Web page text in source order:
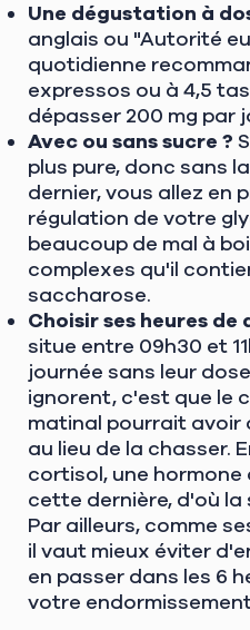
Une dégustation à
anglais ou "Autorité
quotidienne
expressos ou à 4,5
dépasser 200 mg par
Avec ou sans sucre ?
plus pure, donc sans
dernier, vous allez en
régulation de votre
beaucoup de mal à
complexes qu'il
saccharose.
Choisir ses heures
situe entre 09h30 et
journée sans leur
ignorent, c'est que le
matinal pourrait avoir
au lieu de la chasser.
cortisol, une
cette dernière, d'où
Par ailleurs, comme
il vaut mieux éviter
en passer dans les 6
votre